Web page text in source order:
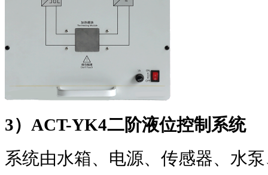
3） ACT-YK4二阶液位控制系统
系统由水箱、电源、传感器、水